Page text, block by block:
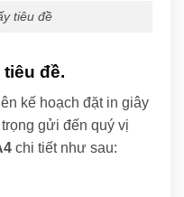
tiêu đề
đề.
kế hoạch đặt in giây
gửi đến quý vị
chi tiết như sau: